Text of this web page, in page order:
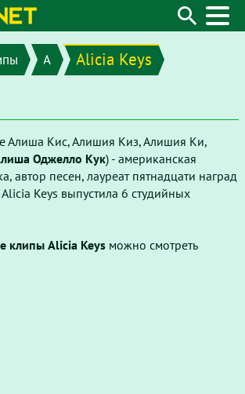
A Alicia Keys
Алиша Кис, Алишия Киз, Алишия Ки,
Оджелло Кук) - американская
автор песен, лауреат пятнадцати наград
Keys выпустила 6 студийных
клипы Alicia Keys можно смотреть